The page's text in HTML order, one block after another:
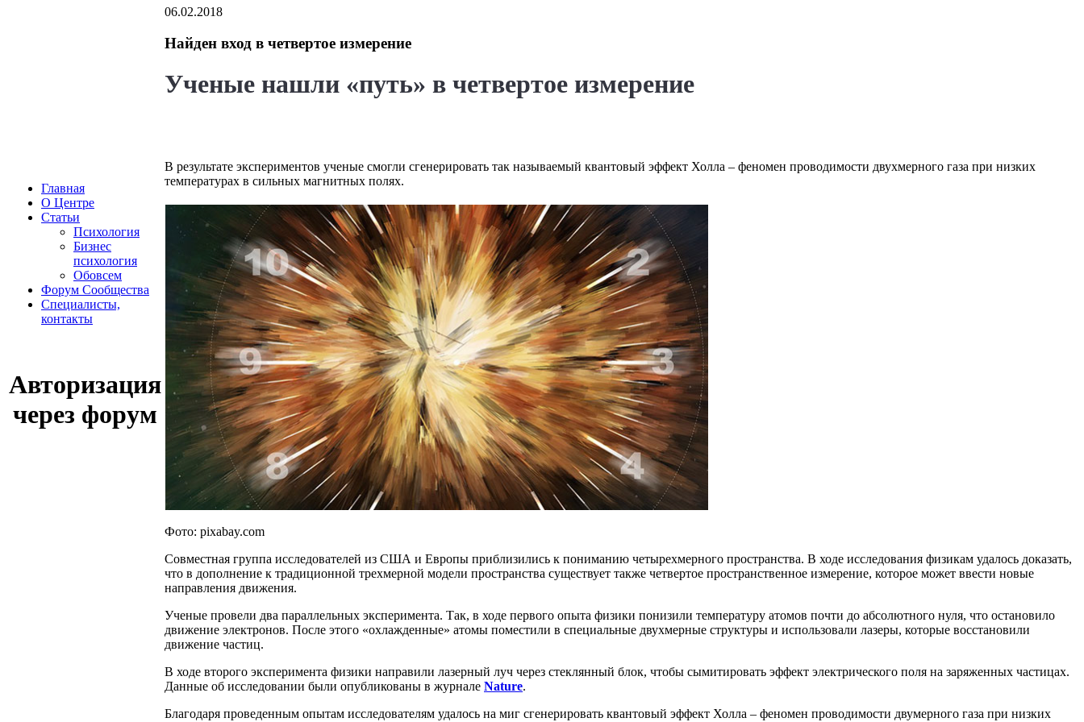
Главная
О Центре
Статьи
Психология
Бизнес
психология
Обовсем
Форум Сообщества
Cпециалисты,
контакты
Авторизация
через форум
06.02.2018
Найден вход в четвертое измерение
Ученые нашли «путь» в четвертое измерение
В результате экспериментов ученые смогли сгенерировать так называемый квантовый эффект Холла – феномен проводимости двухмерного газа при низких
температурах в сильных магнитных полях.
Фото: pixabay.com
Совместная группа исследователей из США и Европы приблизились к пониманию четырехмерного пространства. В ходе исследования физикам удалось доказать,
что в дополнение к традиционной трехмерной модели пространства существует также четвертое пространственное измерение, которое может ввести новые
направления движения.
Ученые провели два параллельных эксперимента. Так, в ходе первого опыта физики понизили температуру атомов почти до абсолютного нуля, что остановило
движение электронов. После этого «охлажденные» атомы поместили в специальные двухмерные структуры и использовали лазеры, которые восстановили
движение частиц.
В ходе второго эксперимента физики направили лазерный луч через стеклянный блок, чтобы сымитировать эффект электрического поля на заряженных частицах.
Данные об исследовании были опубликованы в журнале Nature.
Благодаря проведенным опытам исследователям удалось на миг сгенерировать квантовый эффект Холла – феномен проводимости двумерного газа при низких